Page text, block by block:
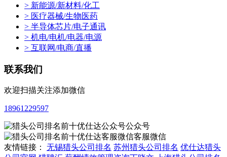
> 新能源/新材料/化工
> 医疗器械/生物医药
> 半导体芯片/电子通讯
> 机电/电机/电器/电源
> 互联网/电商/直播
联系我们
欢迎扫描关注添加微信
18961229597
公众号
客服微信
友情链接： 无锡猎头公司排名 苏州猎头公司排名 优仕达猎头